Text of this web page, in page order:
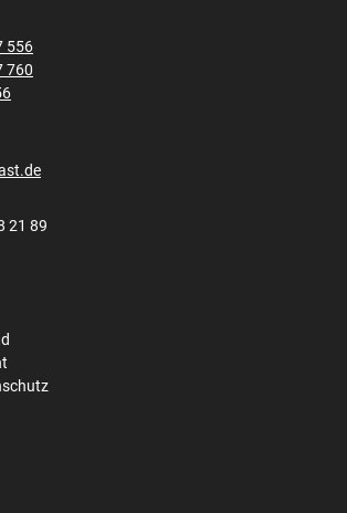
556
760
21 89